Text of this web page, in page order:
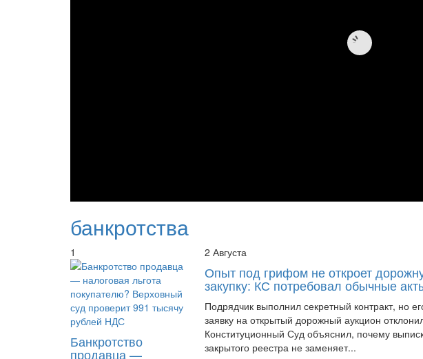
банкротства
1
Банкротство
продавца —
2 Августа
Опыт под грифом не откроет
закупку: КС потребовал обычные
Подрядчик выполнил секретный контракт, но
заявку на открытый дорожный аукцион
Конституционный Суд объяснил, почему
закрытого реестра не заменяет...